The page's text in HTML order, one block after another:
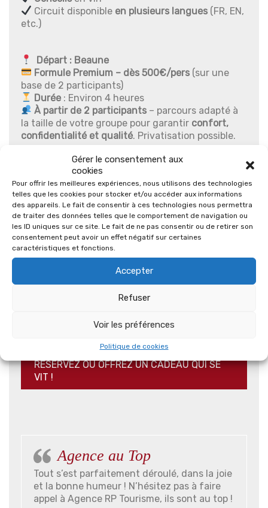
Gérer le consentement aux
cookies
Pour offrir les meilleures expériences, nous utilisons des technologies
telles que les cookies pour stocker et/ou accéder aux informations
des appareils. Le fait de consentir à ces technologies nous permettra
de traiter des données telles que le comportement de navigation ou
les ID uniques sur ce site. Le fait de ne pas consentir ou de retirer son
consentement peut avoir un effet négatif sur certaines
caractéristiques et fonctions.
Accepter
Refuser
Voir les préférences
Politique de cookies
Circuit disponible en plusieurs langues (FR, EN,
etc.)
Départ : Beaune
Formule Premium – dès 500€/pers (sur une
base de 2 participants)
Durée : Environ 4 heures
À partir de 2 participants – parcours adapté à
la taille de votre groupe pour garantir confort,
confidentialité et qualité. Privatisation possible.
Disponible sur réservation minimum 48h à
l’avance, par téléphone ou par email.
* Fondé en 1859, le domaine incarne cinq
générations de savoir-faire et une quête
d’excellence. Jean-Michel Chartron y signe des
vins d’une élégance rare, issus des plus grandes
appellations blanches de Bourgogne : Puligny-
Montrachet, Chevalier-Montrachet, Corton-
Charlemagne, Bâtard-Montrachet… Une
RESERVEZ OU OFFREZ UN CADEAU QUI SE
VIT !
Agence au Top
Tout s’est parfaitement déroulé, dans la joie
et la bonne humeur ! N’hésitez pas à faire
appel à Agence RP Tourisme, ils sont au top !